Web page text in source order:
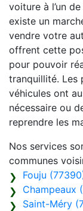
voiture à l’un
existe un
vendre votre
offrent cette
pour pouvoir
tranquillité. Les
véhicules ont
nécessaire ou
reprendre les
Nos services
communes
Fouju
Champeaux
Saint-Méry